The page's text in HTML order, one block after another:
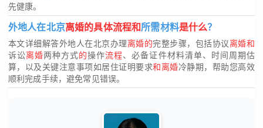
先健康。
外地人在北京离婚的具体流程和所需材料是什么？
本文详细解答外地人在北京办理离婚的完整步骤，包括协议离婚和
诉讼离婚两种方式的操作流程、必备证件材料清单、时间周期估
算，以及关键注意事项如居住证明要求和离婚冷静期，帮助您高效
顺利完成手续，避免常见错误。